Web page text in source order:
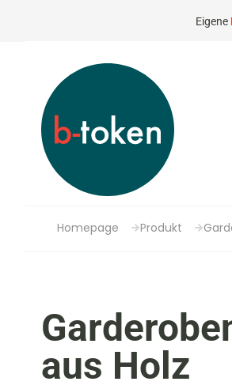
Eigene
Homepage Produkt
aus Holz